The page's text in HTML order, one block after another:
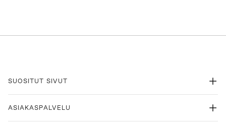
SUOSITUT SIVUT
ASIAKASPALVELU